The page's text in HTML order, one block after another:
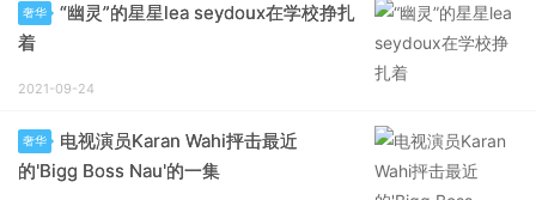
奢华
“幽灵”的星星lea seydoux在学校挣扎
着
2021-09-24
奢华
电视演员Karan Wahi抨击最近
的'Bigg Boss Nau'的一集